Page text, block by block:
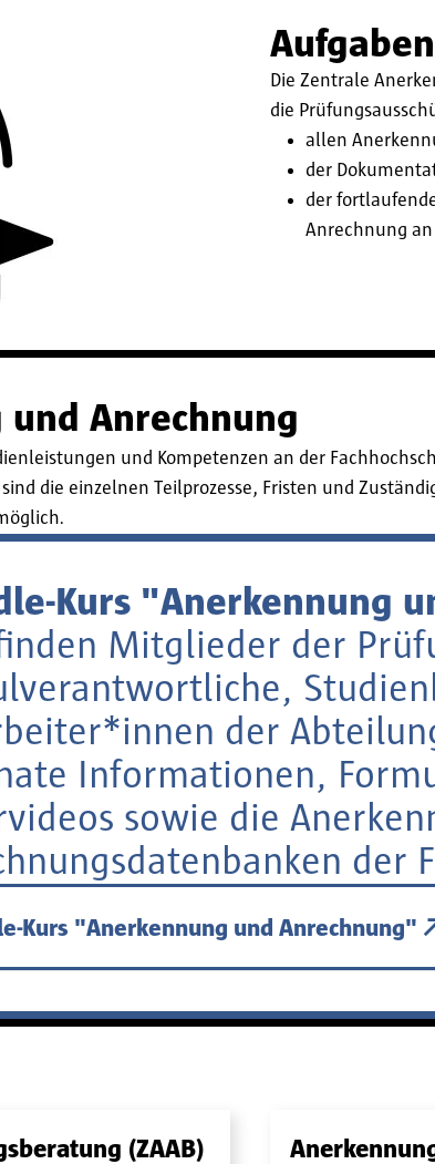
Aufgaben
Die Zentrale
die
allen
der
der
Anrechnung an
Anrechnung
und Kompetenzen an der
die einzelnen Teilprozesse, Fristen und
Kurs "Anerkennung
Mitglieder der
der
Informationen,
sowie die
der
Kurs "Anerkennung und Anrechnung"
(ZAAB)